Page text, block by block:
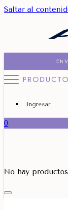
Saltar al
Ingresar
0
No hay